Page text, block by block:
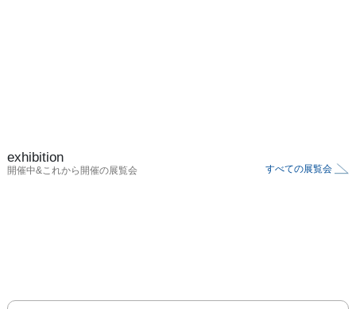
exhibition
開催中&これから開催の展覧会 すべての展覧会